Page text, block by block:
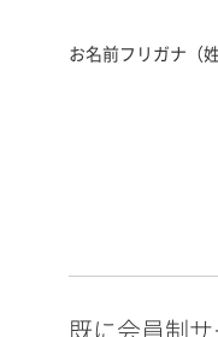
お名前フリガナ（姓
英数）
既に会員制